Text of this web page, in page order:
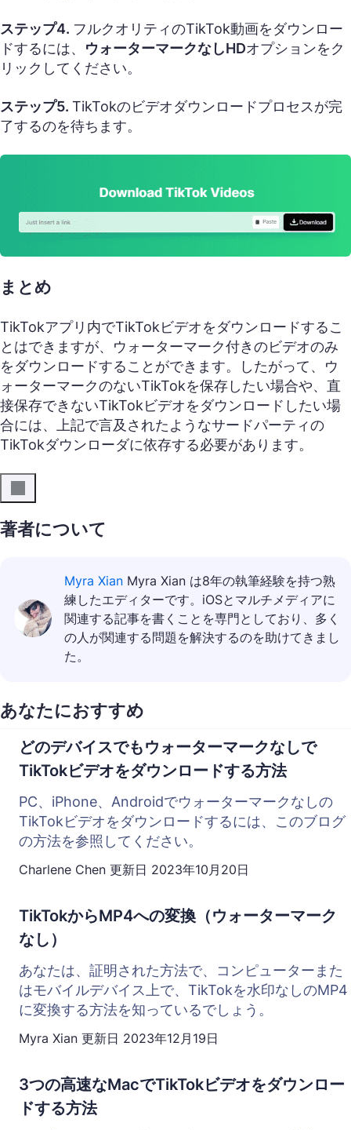
ステップ4. フルクオリティのTikTok動画をダウンロー
ドするには、 ウォーターマークなしHDオプションをク
リックしてください。
ステップ5. TikTokのビデオダウンロードプロセスが完
了するのを待ちます。
まとめ
TikTokアプリ内でTikTokビデオをダウンロードするこ
とはできますが、ウォーターマーク付きのビデオのみ
をダウンロードすることができます。したがって、ウ
ォーターマークのないTikTokを保存したい場合や、直
接保存できないTikTokビデオをダウンロードしたい場
合には、上記で言及されたようなサードパーティの
TikTokダウンローダに依存する必要があります。
著者について
Myra Xian Myra Xian は8年の執筆経験を持つ熟
練したエディターです。iOSとマルチメディアに
関連する記事を書くことを専門としており、多く
の人が関連する問題を解決するのを助けてきまし
た。
あなたにおすすめ
どのデバイスでもウォーターマークなしで
TikTokビデオをダウンロードする方法
PC、iPhone、Androidでウォーターマークなしの
TikTokビデオをダウンロードするには、このブログ
の方法を参照してください。
Charlene Chen 更新日 2023年10月20日
TikTokからMP4への変換（ウォーターマーク
なし）
あなたは、証明された方法で、コンピューターまた
はモバイルデバイス上で、TikTokを水印なしのMP4
に変換する方法を知っているでしょう。
Myra Xian 更新日 2023年12月19日
3つの高速なMacでTikTokビデオをダウンロー
ドする方法